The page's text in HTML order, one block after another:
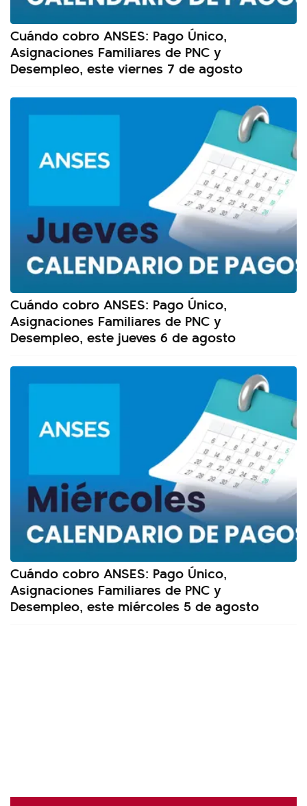
Cuándo cobro ANSES: Pago Único,
Asignaciones Familiares de PNC y
Desempleo, este viernes 7 de agosto
Cuándo cobro ANSES: Pago Único,
Asignaciones Familiares de PNC y
Desempleo, este jueves 6 de agosto
Cuándo cobro ANSES: Pago Único,
Asignaciones Familiares de PNC y
Desempleo, este miércoles 5 de agosto